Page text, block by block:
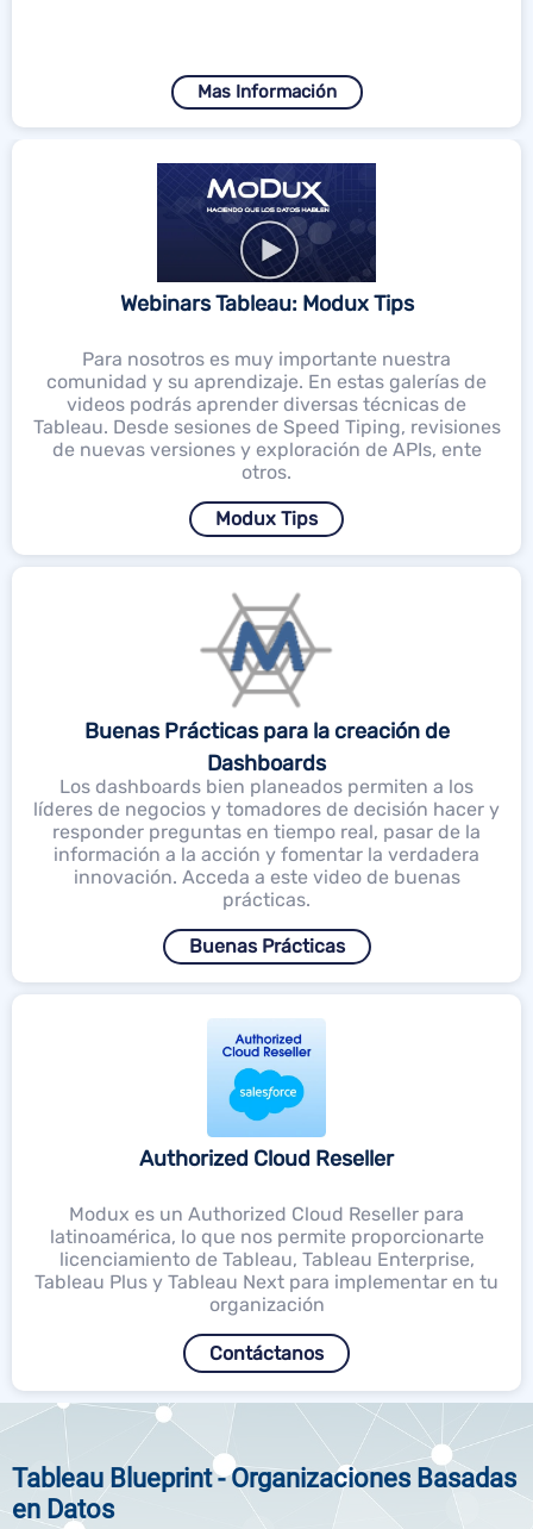
Mas Información
Webinars Tableau: Modux Tips
Para nosotros es muy importante nuestra
comunidad y su aprendizaje. En estas galerías de
videos podrás aprender diversas técnicas de
Tableau. Desde sesiones de Speed Tiping, revisiones
de nuevas versiones y exploración de APIs, ente
otros.
Modux Tips
Buenas Prácticas para la creación de
Dashboards
Los dashboards bien planeados permiten a los
líderes de negocios y tomadores de decisión hacer y
responder preguntas en tiempo real, pasar de la
información a la acción y fomentar la verdadera
innovación. Acceda a este video de buenas
prácticas.
Buenas Prácticas
Authorized Cloud Reseller
Modux es un Authorized Cloud Reseller para
latinoamérica, lo que nos permite proporcionarte
licenciamiento de Tableau, Tableau Enterprise,
Tableau Plus y Tableau Next para implementar en tu
organización
Contáctanos
Tableau Blueprint - Organizaciones Basadas
en Datos